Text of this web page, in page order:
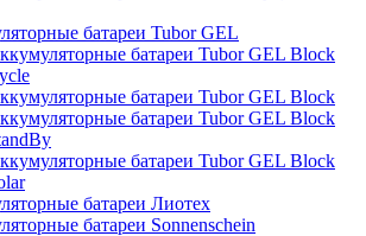
батареи Tubor GEL
батареи Tubor GEL Block
батареи Tubor GEL Block
батареи Tubor GEL Block
батареи Tubor GEL Block
батареи Лиотех
батареи Sonnenschein